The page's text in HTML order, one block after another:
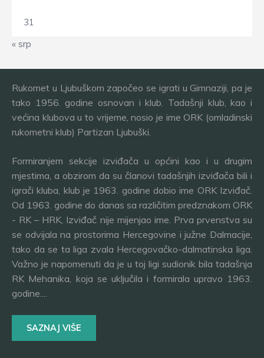
31
« srp
Rukomet u Ljubuškom započeo se igrati u Gimnaziji, pa je
tako 1956. godine osnovan i klub. Tadašnji klub, kao i
većina klubova u to vrijeme, nosio je ime ORK (omladinski
rukometni klub) Partizan Ljubuški.
Formiranjem sekcije izviđača u općini kao i u drugim
mjestima, a obzirom da su članovi tadašnjih izviđača bili i
igrači kluba, klub je 1963. godine dobio ime ORK Izviđač.
Od 1963. godine do danas sa različitim predznakom ORK
- RK – HRK, Izviđač nije mijenjao ime. Prva prvenstva su
se odvijala na prostorima Hercegovine i južne Dalmacije,
tako da se ta liga zvala Hercegovačko-dalmatinska liga.
Važno je napomenuti da je u toj ligi sudionik bila tadašnja
RK Mehanika, koja se uključila i formirala upravo 1963.
godine....
SAZNAJ VIŠE